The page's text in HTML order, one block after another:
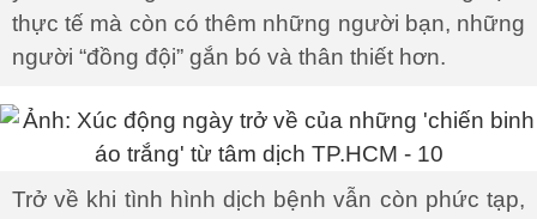
thực tế mà còn có thêm những người bạn, những
người “đồng đội” gắn bó và thân thiết hơn.
Trở về khi tình hình dịch bệnh vẫn còn phức tạp,